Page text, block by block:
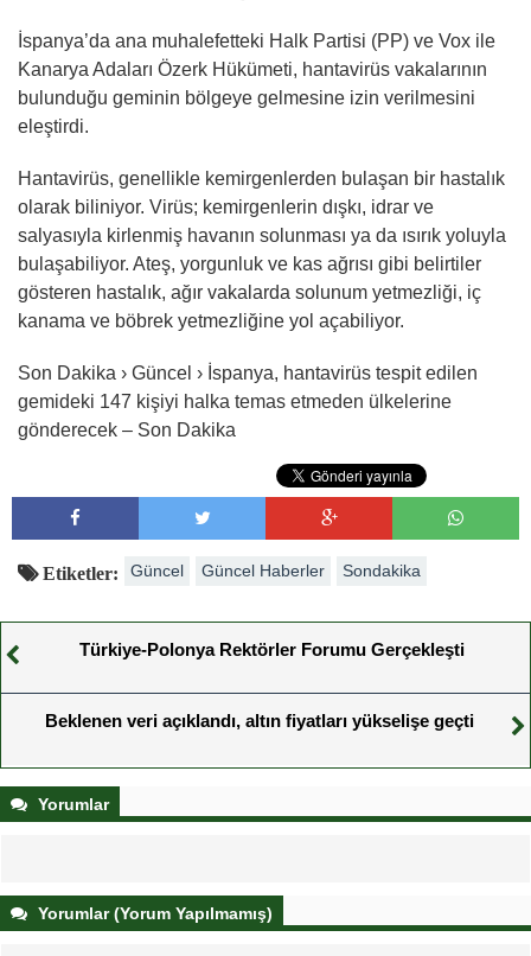
İspanya’da ana muhalefetteki Halk Partisi (PP) ve Vox ile
Kanarya Adaları Özerk Hükümeti, hantavirüs vakalarının
bulunduğu geminin bölgeye gelmesine izin verilmesini
eleştirdi.
Hantavirüs, genellikle kemirgenlerden bulaşan bir hastalık
olarak biliniyor. Virüs; kemirgenlerin dışkı, idrar ve
salyasıyla kirlenmiş havanın solunması ya da ısırık yoluyla
bulaşabiliyor. Ateş, yorgunluk ve kas ağrısı gibi belirtiler
gösteren hastalık, ağır vakalarda solunum yetmezliği, iç
kanama ve böbrek yetmezliğine yol açabiliyor.
Son Dakika › Güncel › İspanya, hantavirüs tespit edilen
gemideki 147 kişiyi halka temas etmeden ülkelerine
gönderecek – Son Dakika
Etiketler: Güncel Güncel Haberler Sondakika
Türkiye-Polonya Rektörler Forumu Gerçekleşti
Beklenen veri açıklandı, altın fiyatları yükselişe geçti
Yorumlar
Yorumlar (Yorum Yapılmamış)